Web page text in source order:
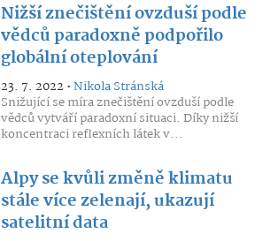
Nižší znečištění ovzduší podle
vědců paradoxně podpořilo
globální oteplování
23. 7. 2022 •Nikola Stránská
Snižující se míra znečištění ovzduší podle
vědců vytváří paradoxní situaci. Díky nižší
koncentraci reflexních látek v...
Alpy se kvůli změně klimatu
stále více zelenají, ukazují
satelitní data